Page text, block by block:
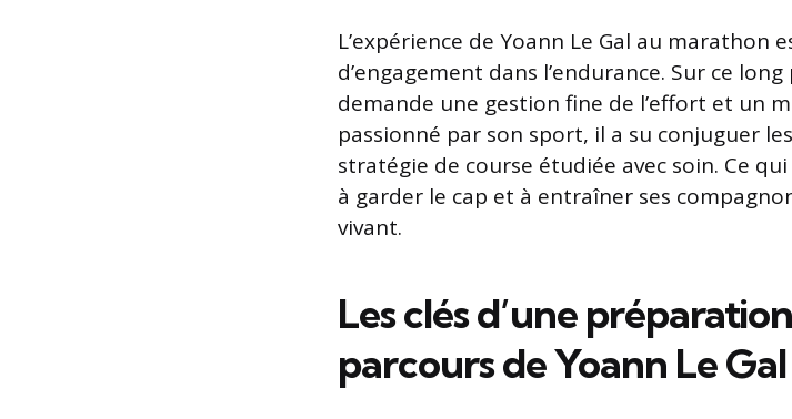
L’expérience de Yoann Le Gal au marathon
d’engagement dans l’endurance. Sur ce
demande une gestion fine de l’effort et un
passionné par son sport, il a su conjuguer
stratégie de course étudiée avec soin. Ce
à garder le cap et à entraîner ses
vivant.
Les clés d’une
parcours de Yoann Le Gal